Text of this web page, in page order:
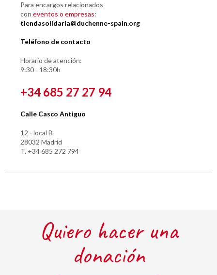
Para encargos relacionados
con eventos o empresas:
tiendasolidaria@duchenne-spain.org
Teléfono de contacto
Horario de atención:
9:30 - 18:30h
+34 685 27 27 94
Calle Casco Antiguo
12 - local B
28032 Madrid
T. +34 685 272 794
Quiero hacer una
donación